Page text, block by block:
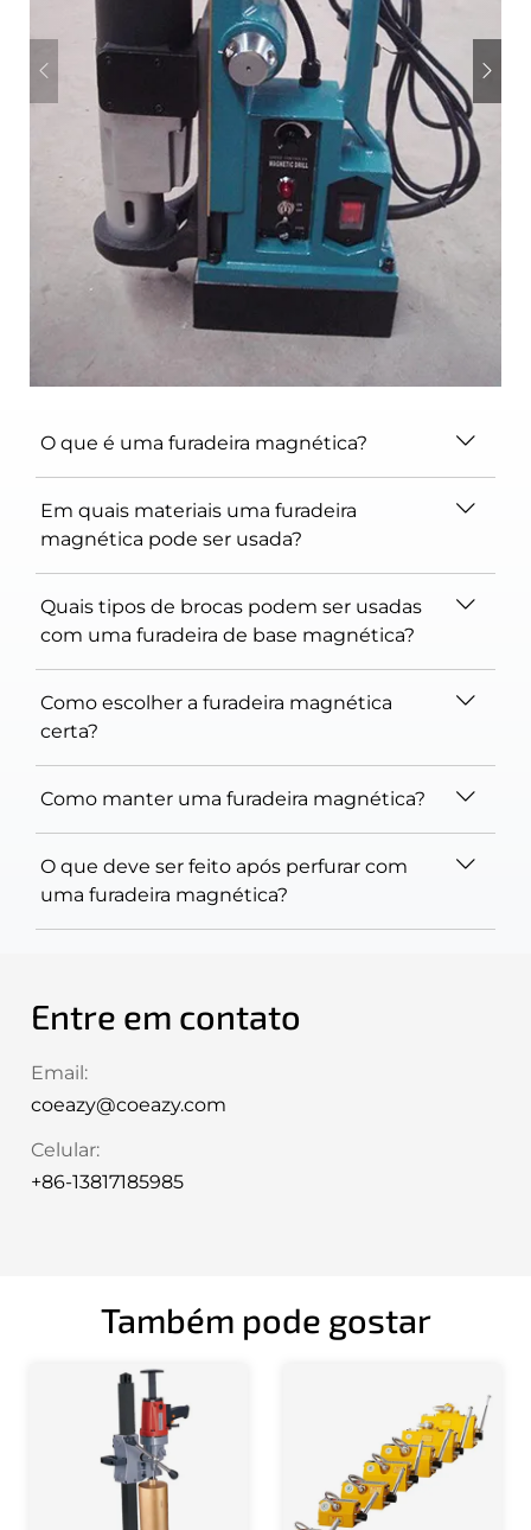
O que é uma furadeira magnética?
Em quais materiais uma furadeira
magnética pode ser usada?
Quais tipos de brocas podem ser usadas
com uma furadeira de base magnética?
Como escolher a furadeira magnética
certa?
Como manter uma furadeira magnética?
O que deve ser feito após perfurar com
uma furadeira magnética?
Entre em contato
Email:
coeazy@coeazy.com
Celular:
+86-13817185985
Também pode gostar